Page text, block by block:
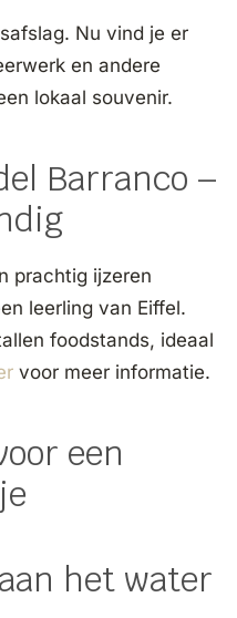
Nu vind je er
en andere
lokaal souvenir.
Barranco –
prachtig ijzeren
leerling van Eiffel.
foodstands, ideaal
voor meer informatie.
een
het water